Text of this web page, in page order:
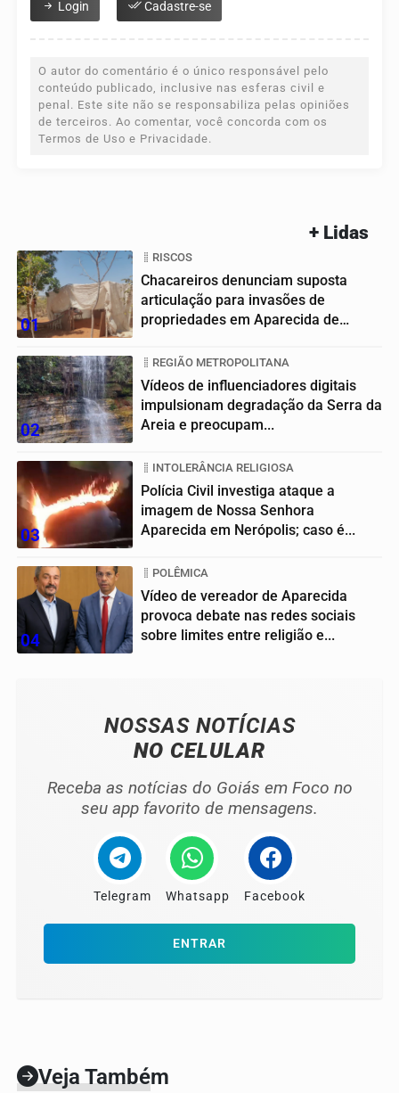
Login Cadastre-se
O autor do comentário é o único responsável pelo
conteúdo publicado, inclusive nas esferas civil e
penal. Este site não se responsabiliza pelas opiniões
de terceiros. Ao comentar, você concorda com os
Termos de Uso e Privacidade.
+ Lidas
01
RISCOS
Chacareiros denunciam suposta
articulação para invasões de
propriedades em Aparecida de
02
REGIÃO METROPOLITANA
Vídeos de influenciadores digitais
impulsionam degradação da Serra da
Areia e preocupam...
03
INTOLERÂNCIA RELIGIOSA
Polícia Civil investiga ataque a
imagem de Nossa Senhora
Aparecida em Nerópolis; caso é...
04
POLÊMICA
Vídeo de vereador de Aparecida
provoca debate nas redes sociais
sobre limites entre religião e...
NOSSAS NOTÍCIAS
NO CELULAR
Receba as notícias do Goiás em Foco no
seu app favorito de mensagens.
Telegram Whatsapp Facebook
ENTRAR
Veja Também